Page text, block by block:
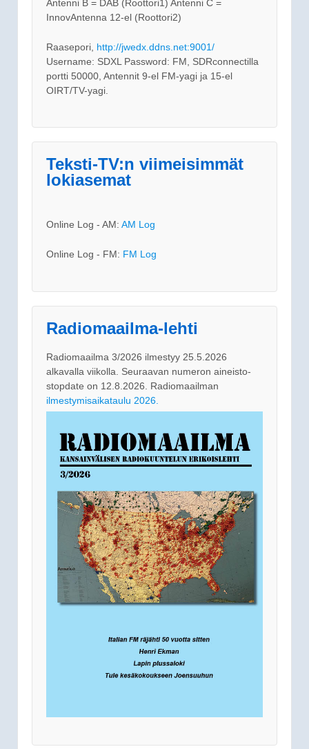
Antenni B = DAB (Roottori1) Antenni C =
InnovAntenna 12-el (Roottori2)
Raasepori, http://jwedx.ddns.net:9001/
Username: SDXL Password: FM, SDRconnectilla
portti 50000, Antennit 9-el FM-yagi ja 15-el
OIRT/TV-yagi.
Teksti-TV:n viimeisimmät
lokiasemat
Online Log - AM: AM Log
Online Log - FM: FM Log
Radiomaailma-lehti
Radiomaailma 3/2026 ilmestyy 25.5.2026
alkavalla viikolla. Seuraavan numeron aineisto-
stopdate on 12.8.2026. Radiomaailman
ilmestymisaikataulu 2026.